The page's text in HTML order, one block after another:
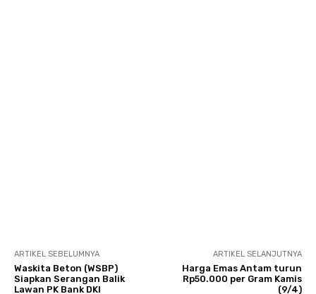
ARTIKEL SEBELUMNYA
Waskita Beton (WSBP)
Siapkan Serangan Balik
Lawan PK Bank DKI
ARTIKEL SELANJUTNYA
Harga Emas Antam turun
Rp50.000 per Gram Kamis
(9/4)